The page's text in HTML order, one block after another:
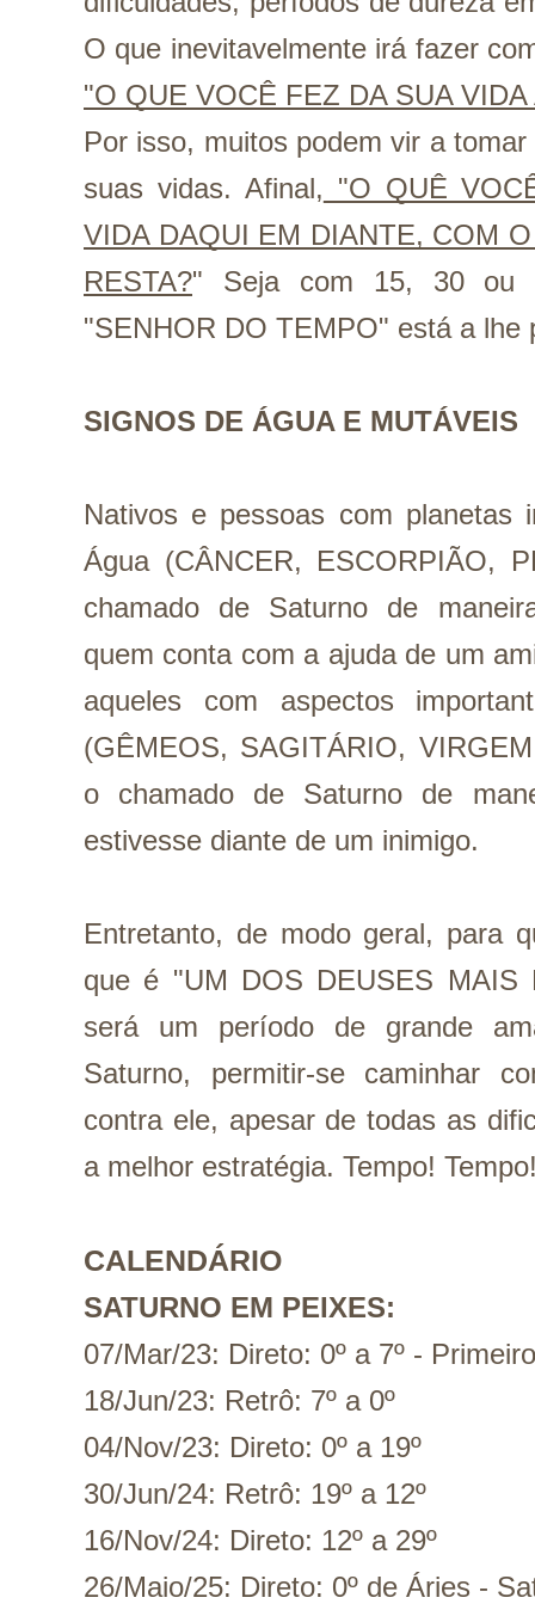
"O QUE VOCÊ FEZ DA SUA
Por isso, muitos podem vir a
suas vidas. Afinal, "O QUÊ
VIDA DAQUI EM DIANTE, COM
RESTA?" Seja com 15, 30 ou
"SENHOR DO TEMPO" está a lhe
SIGNOS DE ÁGUA E MUTÁVEIS
Nativos e pessoas com planetas
Água (CÂNCER, ESCORPIÃO,
chamado de Saturno de
quem conta com a ajuda de um
aqueles com aspectos
(GÊMEOS, SAGITÁRIO,
o chamado de Saturno de
estivesse diante de um inimigo.
Entretanto, de modo geral, para
que é "UM DOS DEUSES MAIS
será um período de grande
Saturno, permitir-se caminhar
contra ele, apesar de todas as
a melhor estratégia. Tempo!
CALENDÁRIO
SATURNO EM PEIXES:
07/Mar/23: Direto: 0º a 7º -
18/Jun/23: Retrô: 7º a 0º
04/Nov/23: Direto: 0º a 19º
30/Jun/24: Retrô: 19º a 12º
16/Nov/24: Direto: 12º a 29º
26/Maio/25: Direto: 0º de Áries -